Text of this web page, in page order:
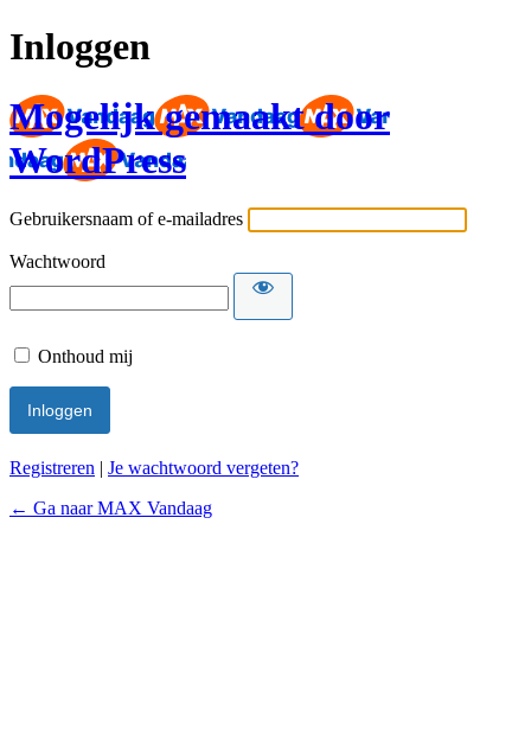
Inloggen
Mogelijk gemaakt door
WordPress
Gebruikersnaam of e-mailadres
Wachtwoord
Onthoud mij
Registreren | Je wachtwoord vergeten?
← Ga naar MAX Vandaag